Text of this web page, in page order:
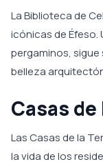
La Biblioteca de
icónicas de Éfeso.
pergaminos,
belleza
Casas de
Las Casas de la
la vida de los